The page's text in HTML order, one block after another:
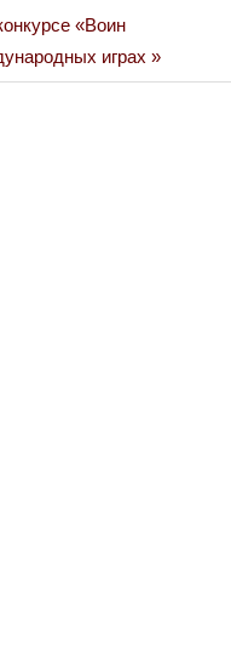
«Воин
играх